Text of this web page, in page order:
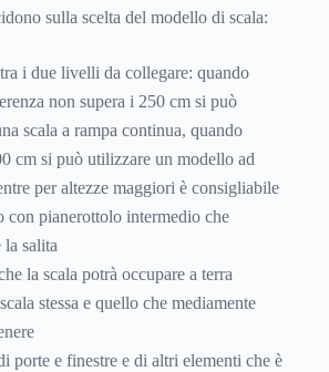
sulla scelta del modello di scala:
i due livelli da collegare: quando
non supera i 250 cm si può
scala a rampa continua, quando
cm si può utilizzare un modello ad
per altezze maggiori è consigliabile
con pianerottolo intermedio che
la salita
la scala potrà occupare a terra
stessa e quello che mediamente
porte e finestre e di altri elementi che è